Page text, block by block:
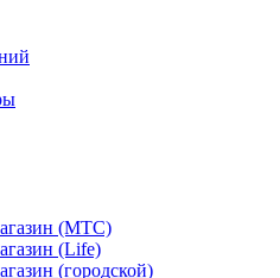
(МТС)
(Life)
(городской)